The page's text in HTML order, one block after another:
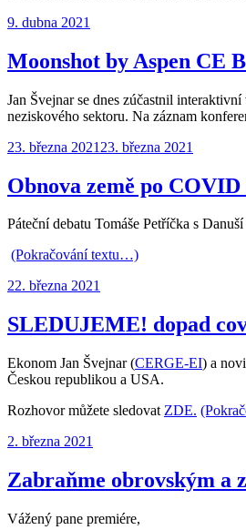
Publikováno:
9. dubna 2021
Moonshot by Aspen CE
Jan Švejnar se dnes zúčastnil
neziskového sektoru. Na záznam
Publikováno:
23. března 2021 23. března 2021
Obnova země po
Páteční debatu Tomáše Petříčka s
(Pokračování textu…)
Publikováno:
22. března 2021
SLEDUJEME! dopad
Ekonom Jan Švejnar (CERGE-EI) a
Českou republikou a USA.
Rozhovor můžete sledovat ZDE.
Publikováno:
2. března 2021
Zabraňme obrovským a
Vážený pane premiére,